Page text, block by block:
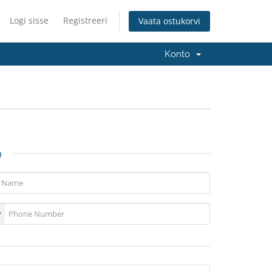
Logi sisse Registreeri Vaata ostukorvi
Konto